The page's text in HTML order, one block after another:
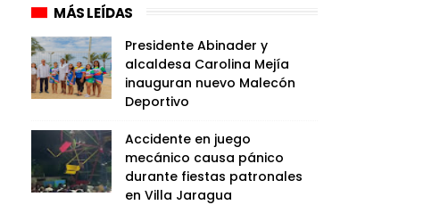
MÁS LEÍDAS
Presidente Abinader y
alcaldesa Carolina Mejía
inauguran nuevo Malecón
Deportivo
Accidente en juego
mecánico causa pánico
durante fiestas patronales
en Villa Jaragua